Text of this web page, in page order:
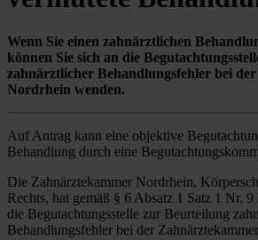
Wenn Sie einen zahnärztlichen
können Sie sich an die
zahnärztlicher Behandlungsfehler bei
Nordrhein wenden.
Auf Antrag kann eine objektive
Behandlung durch eine
Die Zahnärztekammer Nordrhein,
Rechts, hat gemäß § 6 Absatz 1 Satz 1 Nr.
die Begutachtungsstelle zur Beurteilung
Behandlungsfehler bei der